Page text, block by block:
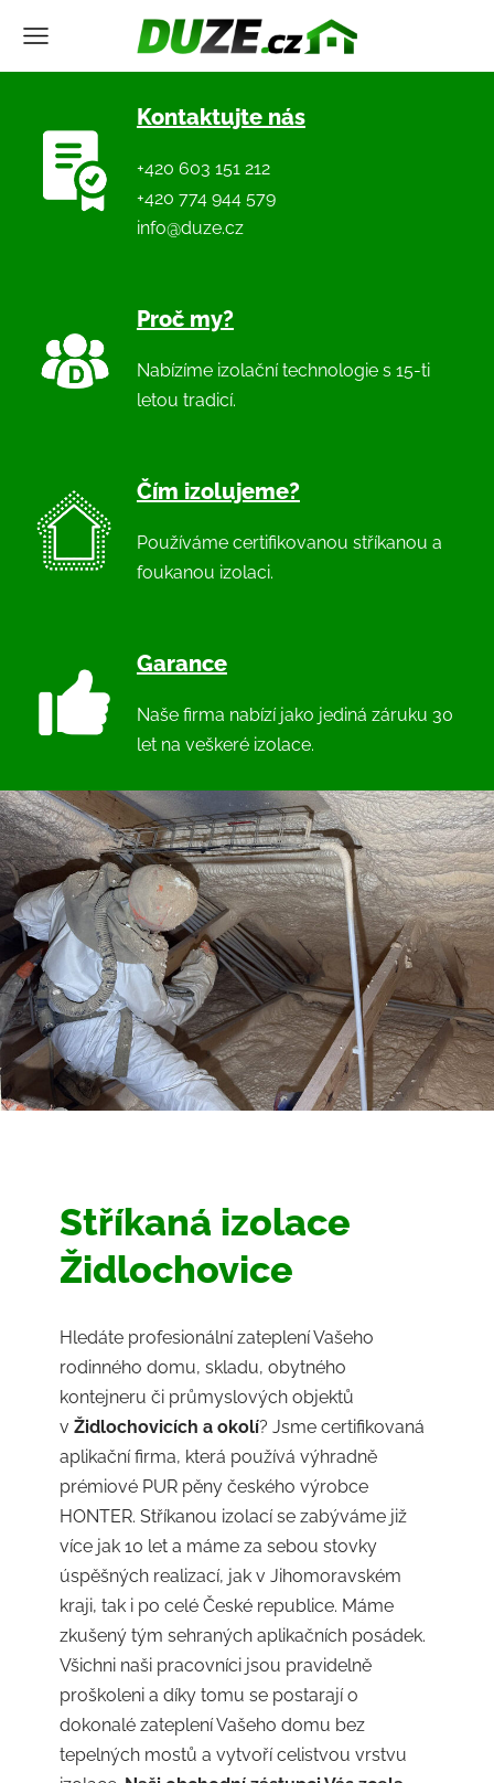
Kontaktujte nás
+420 603 151 212
+420 774 944 579
info@duze.cz
Proč my?
Nabízíme izolační technologie s 15-ti
letou tradicí.
Čím izolujeme?
Používáme certifikovanou stříkanou a
foukanou izolaci.
Garance
Naše firma nabízí jako jediná záruku 30
let na veškeré izolace.
Stříkaná izolace
Židlochovice
Hledáte profesionální zateplení Vašeho
rodinného domu, skladu, obytného
kontejneru či průmyslových objektů
v Židlochovicích a okolí? Jsme certifikovaná
aplikační firma, která používá výhradně
prémiové PUR pěny českého výrobce
HONTER. Stříkanou izolací se zabýváme již
více jak 10 let a máme za sebou stovky
úspěšných realizací, jak v Jihomoravském
kraji, tak i po celé České republice. Máme
zkušený tým sehraných aplikačních posádek.
Všichni naši pracovníci jsou pravidelně
proškoleni a díky tomu se postarají o
dokonalé zateplení Vašeho domu bez
tepelných mostů a vytvoří celistvou vrstvu